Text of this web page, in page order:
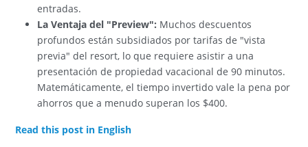
entradas.
La Ventaja del "Preview": Muchos descuentos
profundos están subsidiados por tarifas de "vista
previa" del resort, lo que requiere asistir a una
presentación de propiedad vacacional de 90 minutos.
Matemáticamente, el tiempo invertido vale la pena por
ahorros que a menudo superan los $400.
Read this post in English